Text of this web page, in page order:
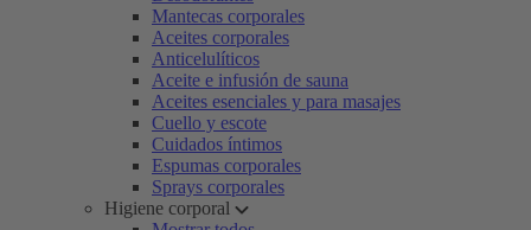
Mantecas corporales
Aceites corporales
Anticelulíticos
Aceite e infusión de sauna
Aceites esenciales y para masajes
Cuello y escote
Cuidados íntimos
Espumas corporales
Sprays corporales
Higiene corporal